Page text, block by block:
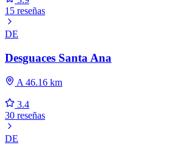
15 reseñas
DE
Desguaces Santa Ana
A 46.16 km
3.4
30 reseñas
DE